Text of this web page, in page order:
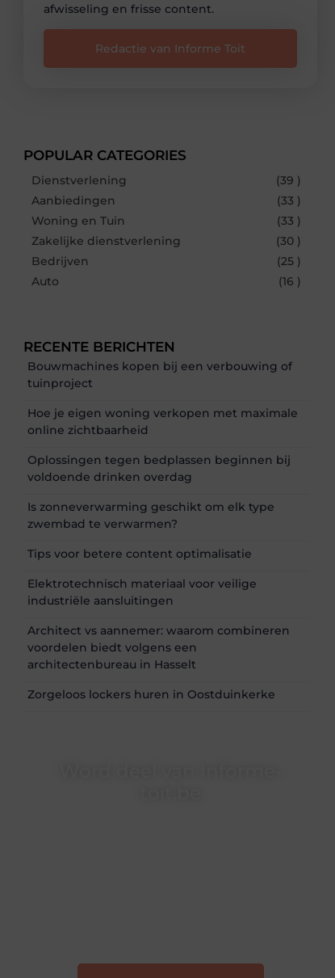
afwisseling en frisse content.
Redactie van Informe Toit
POPULAR CATEGORIES
Dienstverlening
(39 )
Aanbiedingen
(33 )
Woning en Tuin
(33 )
Zakelijke dienstverlening
(30 )
Bedrijven
(25 )
Auto
(16 )
RECENTE BERICHTEN
Bouwmachines kopen bij een verbouwing of
tuinproject
Hoe je eigen woning verkopen met maximale
online zichtbaarheid
Oplossingen tegen bedplassen beginnen bij
voldoende drinken overdag
Is zonneverwarming geschikt om elk type
zwembad te verwarmen?
Tips voor betere content optimalisatie
Elektrotechnisch materiaal voor veilige
industriële aansluitingen
Architect vs aannemer: waarom combineren
voordelen biedt volgens een
architectenbureau in Hasselt
Zorgeloos lockers huren in Oostduinkerke